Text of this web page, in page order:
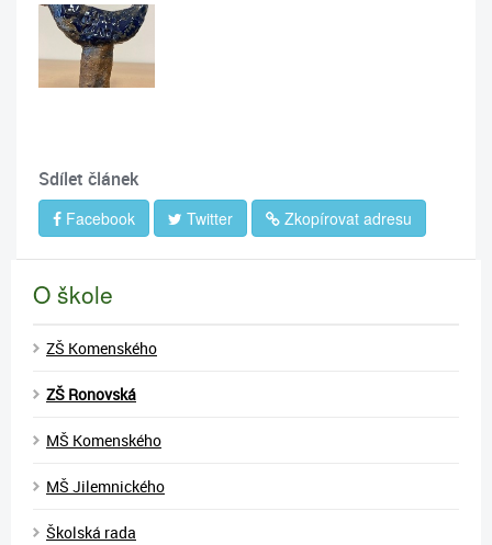
Sdílet článek
Facebook Twitter Zkopírovat adresu
O škole
ZŠ Komenského
ZŠ Ronovská
MŠ Komenského
MŠ Jilemnického
Školská rada